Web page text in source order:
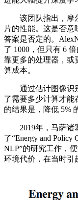
该团队指出，摩尔
片的性能。这是否意
答案是否定的。
了 1000，但只有 6
靠更多的处理器，或
算成本。
通过估计图像识别
了需要多少计算才能
的结果是，降低 5%
2019年，马萨诸
了“Energy and Policy
NLP”的研究工作，
环境代价，在当时引